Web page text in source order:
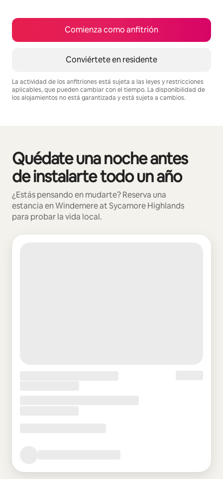
Comienza como anfitrión
Conviértete en residente
La actividad de los anfitriones está sujeta a las leyes y restricciones
aplicables, que pueden cambiar con el tiempo. La disponibilidad de
los alojamientos no está garantizada y está sujeta a cambios.
Quédate una noche antes
de instalarte todo un año
¿Estás pensando en mudarte? Reserva una
estancia en Windemere at Sycamore Highlands
para probar la vida local.
Mostrando 0 de 0 elementos